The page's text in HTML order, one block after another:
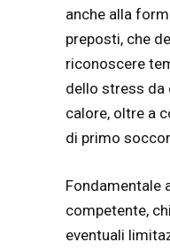
anche alla
preposti, che
riconoscere
dello stress da
calore, oltre a
di primo
Fondamentale
competente,
eventuali